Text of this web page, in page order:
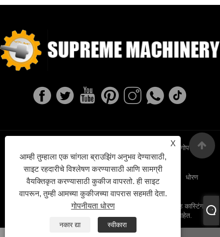
X
आम्ही तुम्हाला एक चांगला ब्राउझिंग अनुभव देण्यासाठी,
साइट रहदारीचे विश्लेषण करण्यासाठी आणि सामग्री
वैयक्तिकृत करण्यासाठी कुकीज वापरतो. ही साइट
वापरून, तुम्ही आमच्या कुकीजच्या वापरास सहमती देता.
गोपनीयता धोरण
नकार द्या
स्वीकारा
गोपनीयता
धोरण
कॉपीराइट © 2022 निंगबो सुप्रीम मशीनरी कंपनी, लि. - ड्युटाईल लोह कास्टिंग,
गुंतवणूक कास्टिंग, राखाडी लोखंडी कास्टिंग - सर्व हक्क राखीव आहेत.